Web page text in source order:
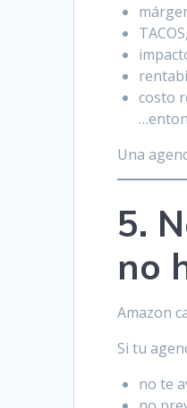
TACOS,
costo
Una
5.
no
Amazon
Si tu
no te